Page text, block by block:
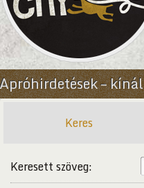
Apróhirdetések – kínál
Keres
Keresett szöveg: